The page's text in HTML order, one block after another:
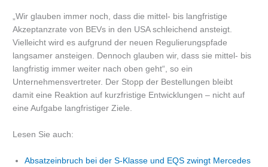
„Wir glauben immer noch, dass die mittel- bis langfristige
Akzeptanzrate von BEVs in den USA schleichend ansteigt.
Vielleicht wird es aufgrund der neuen Regulierungspfade
langsamer ansteigen. Dennoch glauben wir, dass sie mittel- bis
langfristig immer weiter nach oben geht“, so ein
Unternehmensvertreter. Der Stopp der Bestellungen bleibt
damit eine Reaktion auf kurzfristige Entwicklungen – nicht auf
eine Aufgabe langfristiger Ziele.
Lesen Sie auch:
Absatzeinbruch bei der S-Klasse und EQS zwingt Mercedes